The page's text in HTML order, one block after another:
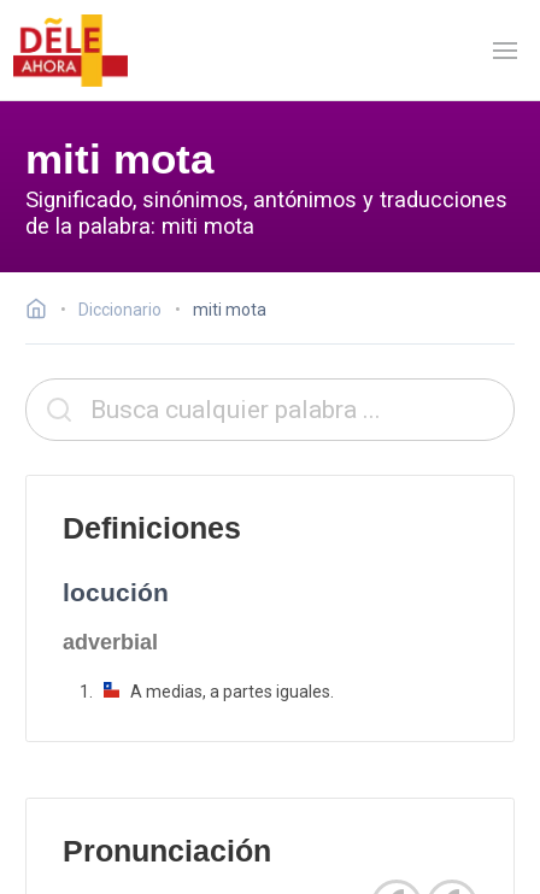
miti mota
Significado, sinónimos, antónimos y traducciones
de la palabra: miti mota
Diccionario miti mota
Definiciones
locución
adverbial
A medias, a partes iguales.
Pronunciación